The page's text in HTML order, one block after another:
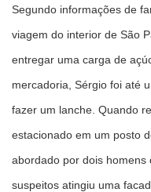
Segundo informações de
viagem do interior de São
entregar uma carga de
mercadoria, Sérgio foi até
fazer um lanche. Quando
estacionado em um posto
abordado por dois homens
suspeitos atingiu uma